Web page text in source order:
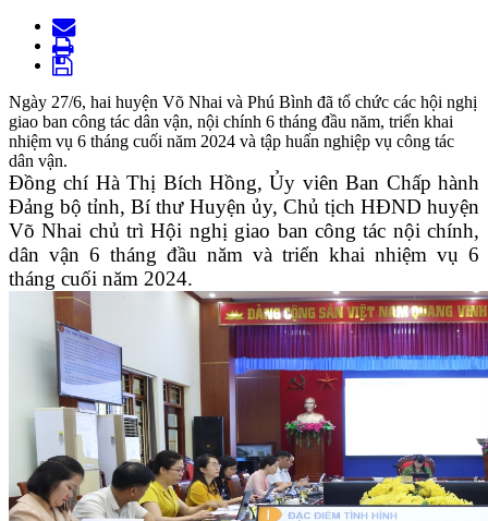
Ngày 27/6, hai huyện Võ Nhai và Phú Bình đã tổ chức các hội nghị
giao ban công tác dân vận, nội chính 6 tháng đầu năm, triển khai
nhiệm vụ 6 tháng cuối năm 2024 và tập huấn nghiệp vụ công tác
dân vận.
Đồng chí Hà Thị Bích Hồng, Ủy viên Ban Chấp hành
Đảng bộ tỉnh, Bí thư Huyện ủy, Chủ tịch HĐND huyện
Võ Nhai chủ trì Hội nghị giao ban công tác nội chính,
dân vận 6 tháng đầu năm và triển khai nhiệm vụ 6
tháng cuối năm 2024.